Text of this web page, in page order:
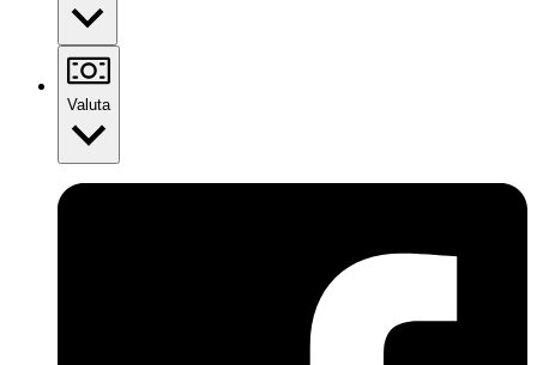
Valuta